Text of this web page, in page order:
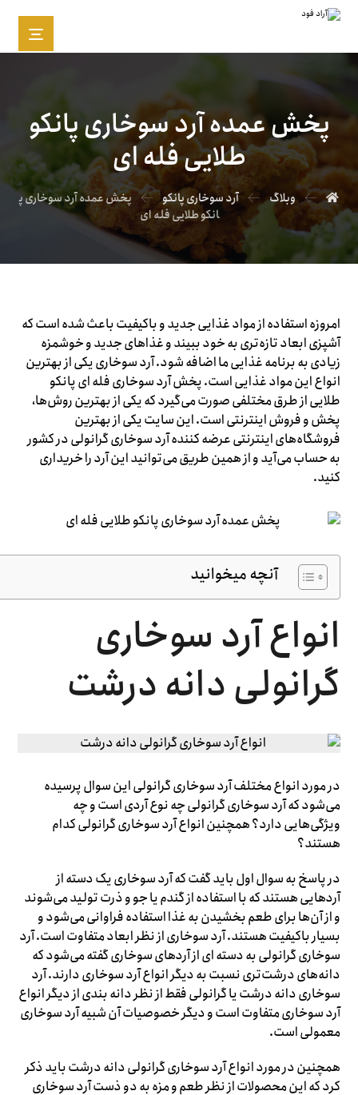
پخش عمده آرد سوخاری پانکو
طلایی فله ای
وبلاگ آرد سوخاری پانکو
پخش عمده آرد سوخاری پ
انکو طلایی فله ای
امروزه استفاده از مواد غذایی جدید و باکیفیت باعث شده است که
آشپزی ابعاد تازه‌تری به خود ببیند و غذاهای جدید و خوشمزه
زیادی به برنامه غذایی ما اضافه شود. آرد سوخاری یکی از بهترین
انواع این مواد غذایی است. پخش آرد سوخاری فله ای پانکو
طلایی از طرق مختلفی صورت می‌گیرد که یکی از بهترین روش‌ها،
پخش و فروش اینترنتی است. این سایت یکی از بهترین
فروشگاه‌های اینترنتی عرضه کننده آرد سوخاری گرانولی در کشور
به حساب می‌آید و از همین طریق می‌توانید این آرد را خریداری
کنید.
آنچه میخوانید
انواع آرد سوخاری
گرانولی دانه درشت
در مورد انواع مختلف آرد سوخاری گرانولی این سوال پرسیده
می‌شود که آرد سوخاری گرانولی چه نوع آردی است و چه
ویژگی‌هایی دارد؟ همچنین انواع آرد سوخاری گرانولی کدام
هستند؟
در پاسخ به سوال اول باید گفت که آرد سوخاری یک دسته از
آردهایی هستند که با استفاده از گندم یا جو و ذرت تولید می‌شوند
و از آن‌ها برای طعم بخشیدن به غذا استفاده فراوانی می‌شود و
بسیار باکیفیت هستند. آرد سوخاری از نظر ابعاد متفاوت است. آرد
سوخاری گرانولی به دسته ای از آرد‌های سوخاری گفته می‌شود که
دانه‌های درشت‌تری نسبت به دیگر انواع آرد سوخاری دارند. آرد
سوخاری دانه درشت یا گرانولی فقط از نظر دانه بندی از دیگر انواع
آرد سوخاری متفاوت است و دیگر خصوصیات آن شبیه آرد سوخاری
معمولی است.
همچنین در مورد انواع آرد سوخاری گرانولی دانه درشت باید ذکر
کرد که این محصولات از نظر طعم و مزه به دو ذست آرد سوخاری